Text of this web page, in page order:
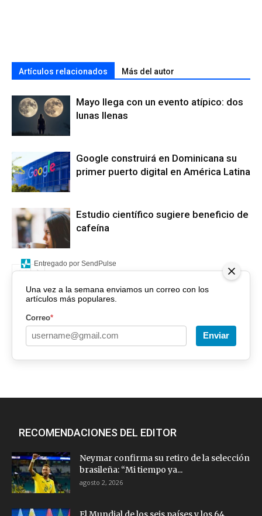
Artículos relacionados Más del autor
Mayo llega con un evento atípico: dos
lunas llenas
Google construirá en Dominicana su
primer puerto digital en América Latina
Estudio científico sugiere beneficio de
cafeína
Una vez a la semana enviamos un correo con los
artículos más populares.
Correo*
Enviar
Entregado por SendPulse
RECOMENDACIONES DEL EDITOR
Neymar confirma su retiro de la selección
brasileña: “Mi tiempo ya...
agosto 2, 2026